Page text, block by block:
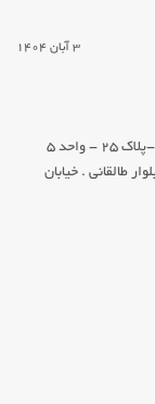
3 آبان 1404
شعبه تهران-سهروردی جنوبی-خیابان اورامان-پلاک 25 - واحد 5
شعبه آبیک : بلوار طالقانی . خیابان